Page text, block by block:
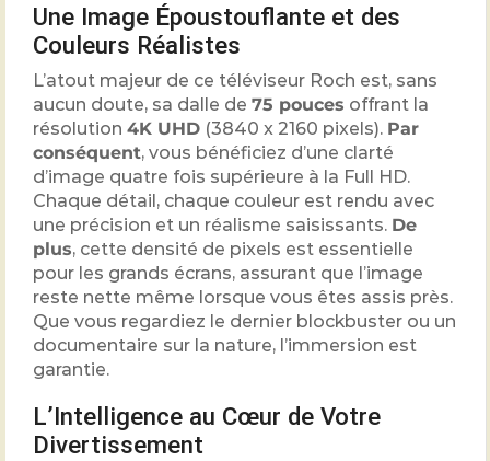
Une Image Époustouflante et des
Couleurs Réalistes
L’atout majeur de ce téléviseur Roch est, sans
aucun doute, sa dalle de 75 pouces offrant la
résolution 4K UHD (3840 x 2160 pixels). Par
conséquent, vous bénéficiez d’une clarté
d’image quatre fois supérieure à la Full HD.
Chaque détail, chaque couleur est rendu avec
une précision et un réalisme saisissants. De
plus, cette densité de pixels est essentielle
pour les grands écrans, assurant que l’image
reste nette même lorsque vous êtes assis près.
Que vous regardiez le dernier blockbuster ou un
documentaire sur la nature, l’immersion est
garantie.
L’Intelligence au Cœur de Votre
Divertissement